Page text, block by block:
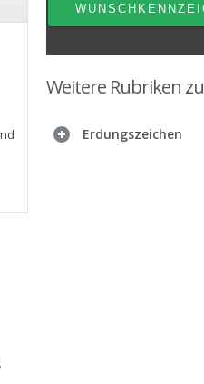
Weitere Rubriken zu
Erdungszeichen